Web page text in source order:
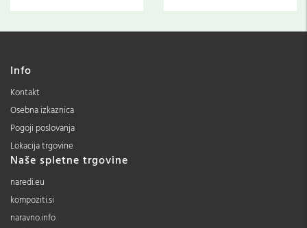
Info
Kontakt
Osebna izkaznica
Pogoji poslovanja
Lokacija trgovine
Naše spletne trgovine
naredi.eu
kompoziti.si
naravno.info